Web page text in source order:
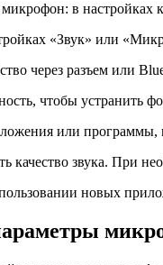
в
«Звук» или
через разъем или
чтобы устранить
или
качество звука. При
новых